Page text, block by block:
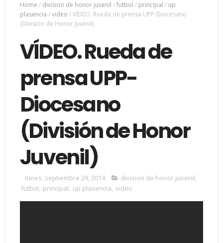
Home / division de honor juvenil /futbol / principal / up
plasencia /video /VÍDEO. Rueda de prensa UPP-Diocesano
(División de Honor Juvenil)
VÍDEO. Rueda de
prensa UPP-
Diocesano
(División de Honor
Juvenil)
lunes, septiembre 29, 2014 division de honor juvenil,
futbol, principal, up plasencia, video